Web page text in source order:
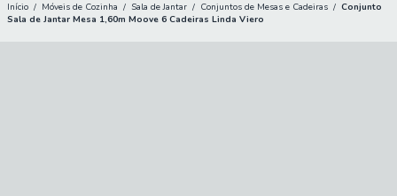
Início / Móveis de Cozinha / Sala de Jantar / Conjuntos de Mesas e Cadeiras / Conjunto
Sala de Jantar Mesa 1,60m Moove 6 Cadeiras Linda Viero